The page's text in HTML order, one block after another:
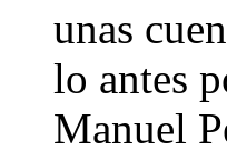
unas
lo antes
Manuel